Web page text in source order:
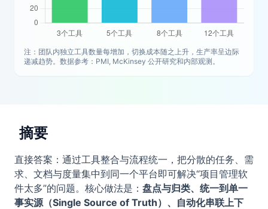
注：团队内独立工具数量每增加，切换成本随之上升，生产率呈边际
递减趋势。数据参考：PMI, McKinsey 公开研究和内部观测。
摘要
直接答案：通过工具整合与流程统一，把分散的任务、需
求、文档与度量集中到同一个平台即可解决“项目管理软
件太多”的问题。核心做法是： 盘点与归类、统一到单一
事实源（Single Source of Truth）、自动化串联上下